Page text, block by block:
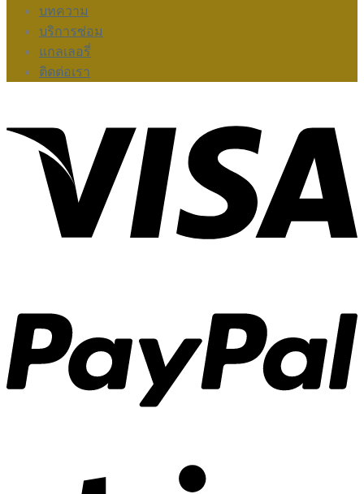
บทความ
บริการซ่อม
แกลเลอรี่
ติดต่อเรา